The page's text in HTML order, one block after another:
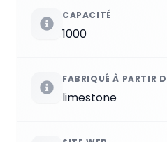
CAPACITÉ
1000
FABRIQUÉ À PARTIR
limestone